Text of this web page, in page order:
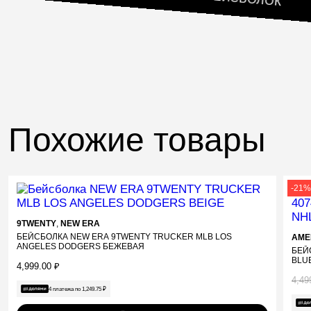
Похожие товары
9TWENTY, NEW ERA
БЕЙСБОЛКА NEW ERA 9TWENTY TRUCKER MLB LOS
ANGELES DODGERS БЕЖЕВАЯ
4,999.00 ₽
4 платежа по 1,249.75 ₽
-21%